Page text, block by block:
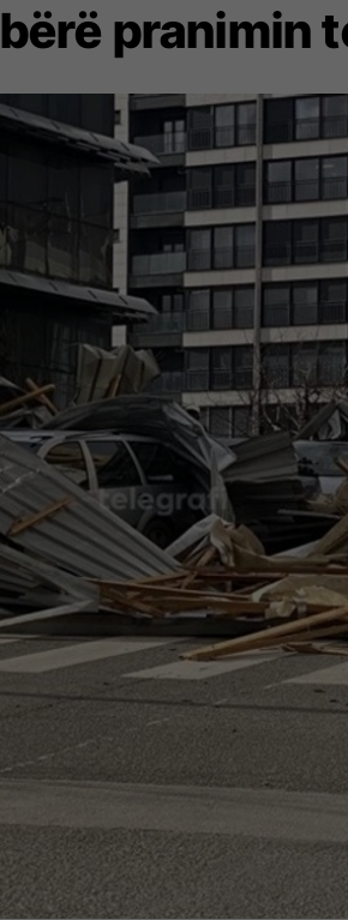
bërë pranimin